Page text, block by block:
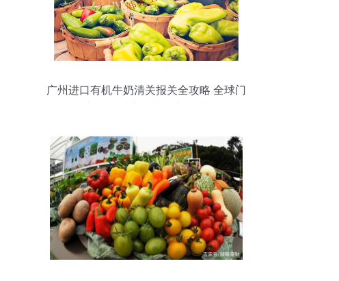
广州进口有机牛奶清关报关全攻略 全球门